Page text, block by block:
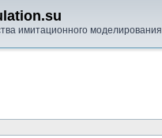
имитационного моделирования